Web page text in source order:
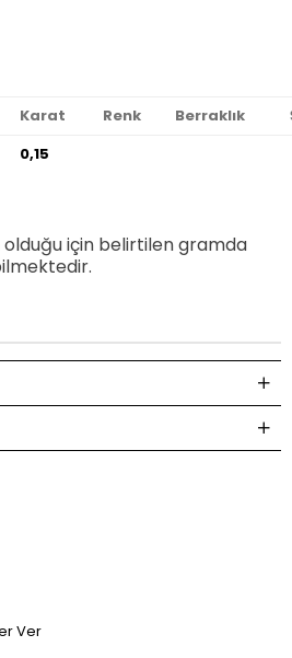
Karat Renk Berraklık
0,15
için belirtilen gramda
Ver